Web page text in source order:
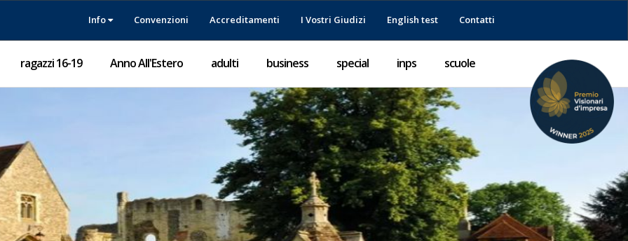
Info Convenzioni Accreditamenti I Vostri Giudizi English test Contatti
ragazzi 16-19 Anno All'Estero adulti business special inps scuole